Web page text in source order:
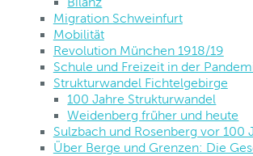
Migration Schweinfurt
Mobilität
Revolution München 1918/19
Schule und Freizeit in der
Strukturwandel Fichtelgebirge
100 Jahre Strukturwandel
Weidenberg früher und heute
Sulzbach und Rosenberg vor 100
Über Berge und Grenzen: Die